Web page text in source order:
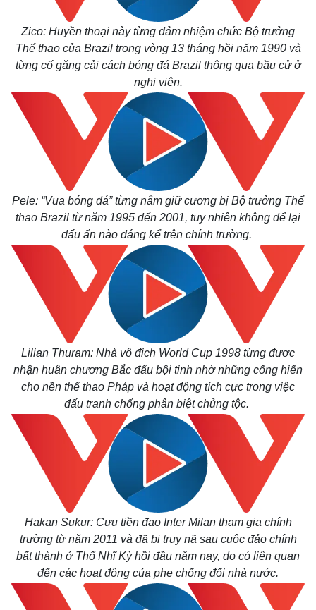
Cuộc sống đó đây
Hồ sơ
Multimedia
Video
Ảnh
E-Magazine
Infographic
Zico: Huyền thoại này từng đảm nhiệm chức Bộ trưởng
Thể thao của Brazil trong vòng 13 tháng hồi năm 1990 và
từng cố găng cải cách bóng đá Brazil thông qua bầu cử ở
nghị viện.
Pele: “Vua bóng đá” từng nắm giữ cương bị Bộ trưởng Thể
thao Brazil từ năm 1995 đến 2001, tuy nhiên không để lại
dấu ấn nào đáng kể trên chính trường.
Lilian Thuram: Nhà vô địch World Cup 1998 từng được
nhận huân chương Bắc đẩu bội tinh nhờ những cống hiến
cho nền thể thao Pháp và hoạt động tích cực trong việc
đấu tranh chống phân biệt chủng tộc.
Hakan Sukur: Cựu tiền đạo Inter Milan tham gia chính
trường từ năm 2011 và đã bị truy nã sau cuộc đảo chính
bất thành ở Thổ Nhĩ Kỳ hồi đầu năm nay, do có liên quan
đến các hoạt động của phe chống đối nhà nước.